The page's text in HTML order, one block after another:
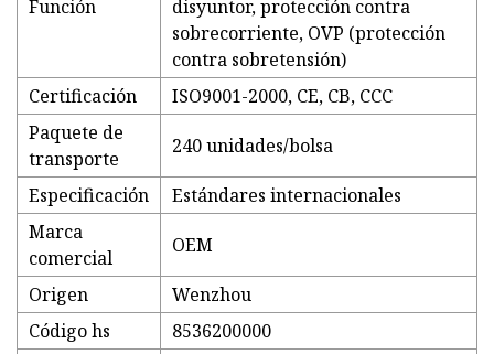
Función
disyuntor, protección contra
sobrecorriente, OVP (protección
contra sobretensión)
Certificación
ISO9001-2000, CE, CB, CCC
Paquete de
transporte
240 unidades/bolsa
Especificación
Estándares internacionales
Marca
comercial
OEM
Origen
Wenzhou
Código hs
8536200000